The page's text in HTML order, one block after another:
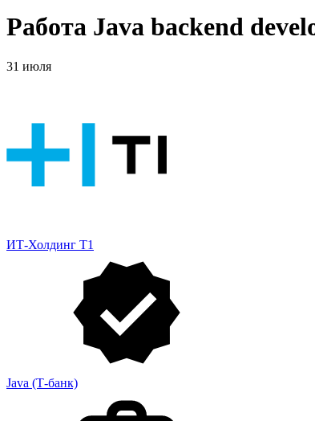
Работа Java backend
31 июля
ИТ-Холдинг Т1
Java (Т-банк)